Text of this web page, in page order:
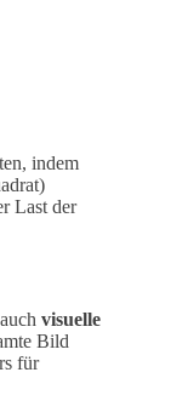
indem
Last der
visuelle
Bild
für